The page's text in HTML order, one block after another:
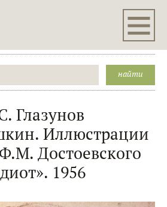
Глазунов
Иллюстрации
Достоевского
1956